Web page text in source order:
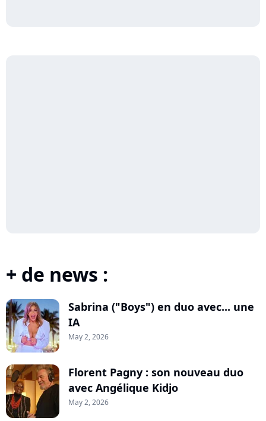
+ de news :
Sabrina ("Boys") en duo avec... une
IA
May 2, 2026
Florent Pagny : son nouveau duo
avec Angélique Kidjo
May 2, 2026